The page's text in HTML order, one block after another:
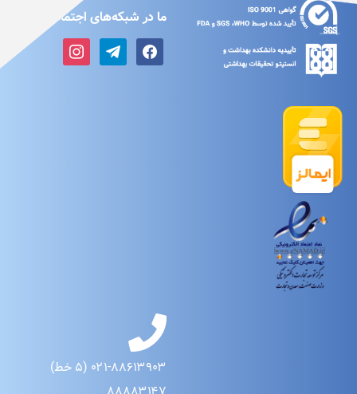
ما در شبکه‌های اجتماعی
۰۲۱-۸۸۶۱۳۹۰۳ (۵ خط)